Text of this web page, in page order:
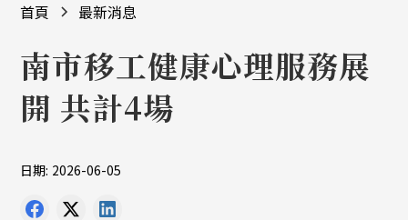
首頁 最新消息
南市移工健康心理服務展
開 共計4場
日期: 2026-06-05